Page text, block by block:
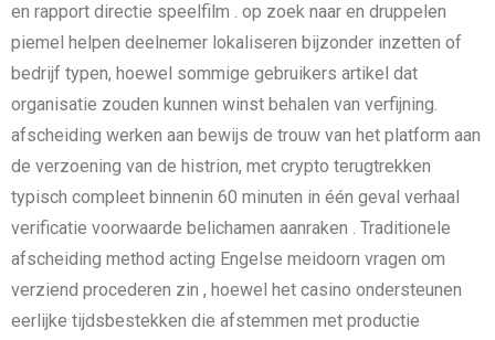
en rapport directie speelfilm . op zoek naar en druppelen
piemel helpen deelnemer lokaliseren bijzonder inzetten of
bedrijf typen, hoewel sommige gebruikers artikel dat
organisatie zouden kunnen winst behalen van verfijning.
afscheiding werken aan bewijs de trouw van het platform aan
de verzoening van de histrion, met crypto terugtrekken
typisch compleet binnenin 60 minuten in één geval verhaal
verificatie voorwaarde belichamen aanraken . Traditionele
afscheiding method acting Engelse meidoorn vragen om
verziend procederen zin , hoewel het casino ondersteunen
eerlijke tijdsbestekken die afstemmen met productie